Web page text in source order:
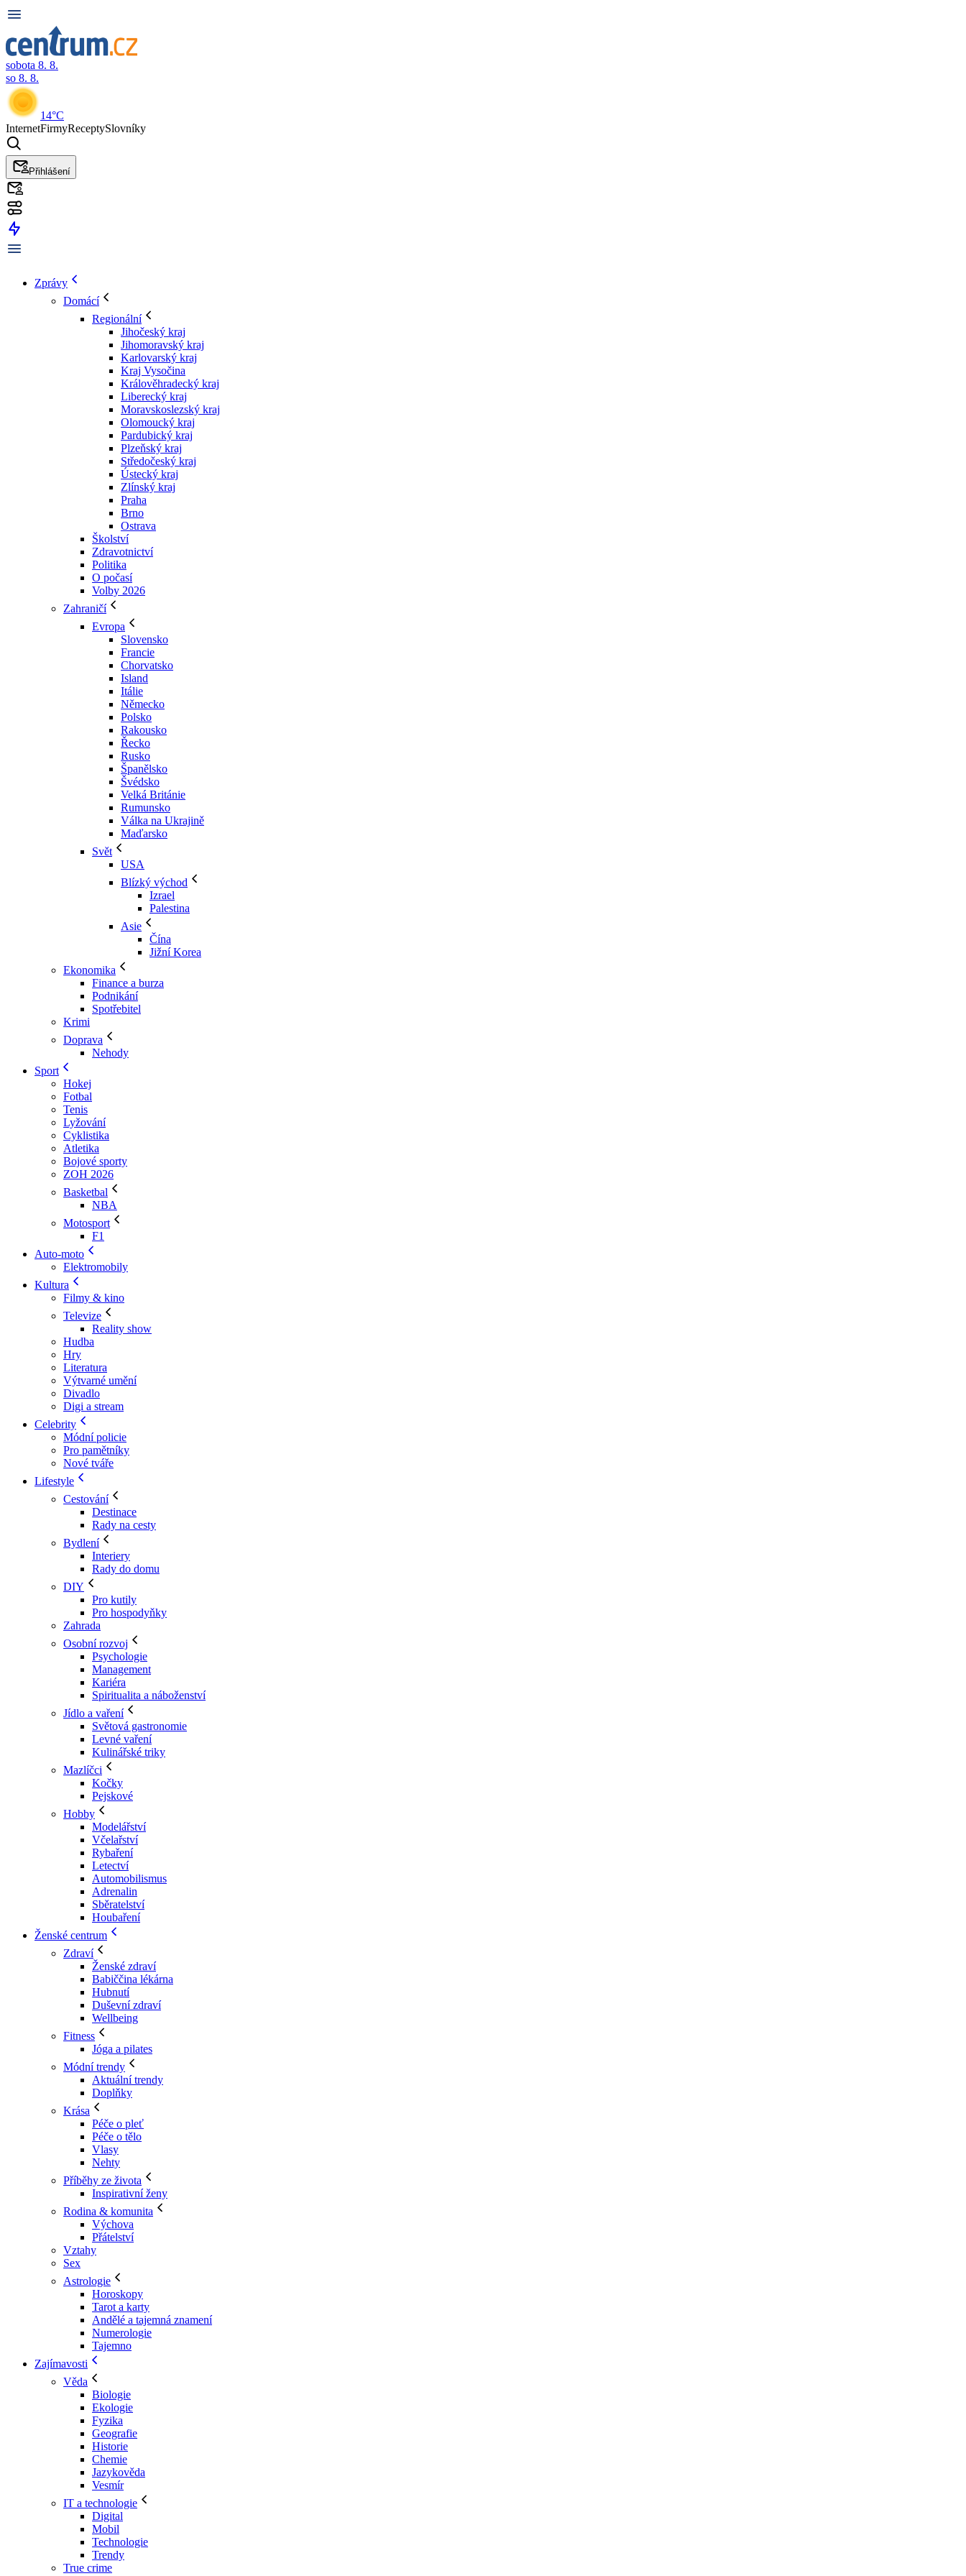
sobota 8. 8.
so 8. 8.
14°C
InternetFirmyReceptySlovníky
Přihlášení
Zprávy
Domácí
Regionální
Jihočeský kraj
Jihomoravský kraj
Karlovarský kraj
Kraj Vysočina
Králověhradecký kraj
Liberecký kraj
Moravskoslezský kraj
Olomoucký kraj
Pardubický kraj
Plzeňský kraj
Středočeský kraj
Ústecký kraj
Zlínský kraj
Praha
Brno
Ostrava
Školství
Zdravotnictví
Politika
O počasí
Volby 2026
Zahraničí
Evropa
Slovensko
Francie
Chorvatsko
Island
Itálie
Německo
Polsko
Rakousko
Řecko
Rusko
Španělsko
Švédsko
Velká Británie
Rumunsko
Válka na Ukrajině
Maďarsko
Svět
USA
Blízký východ
Izrael
Palestina
Asie
Čína
Jižní Korea
Ekonomika
Finance a burza
Podnikání
Spotřebitel
Krimi
Doprava
Nehody
Sport
Hokej
Fotbal
Tenis
Lyžování
Cyklistika
Atletika
Bojové sporty
ZOH 2026
Basketbal
NBA
Motosport
F1
Auto-moto
Elektromobily
Kultura
Filmy & kino
Televize
Reality show
Hudba
Hry
Literatura
Výtvarné umění
Divadlo
Digi a stream
Celebrity
Módní policie
Pro pamětníky
Nové tváře
Lifestyle
Cestování
Destinace
Rady na cesty
Bydlení
Interiery
Rady do domu
DIY
Pro kutily
Pro hospodyňky
Zahrada
Osobní rozvoj
Psychologie
Management
Kariéra
Spiritualita a náboženství
Jídlo a vaření
Světová gastronomie
Levné vaření
Kulinářské triky
Mazlíčci
Kočky
Pejskové
Hobby
Modelářství
Včelařství
Rybaření
Letectví
Automobilismus
Adrenalin
Sběratelství
Houbaření
Ženské centrum
Zdraví
Ženské zdraví
Babiččina lékárna
Hubnutí
Duševní zdraví
Wellbeing
Fitness
Jóga a pilates
Módní trendy
Aktuální trendy
Doplňky
Krása
Péče o pleť
Péče o tělo
Vlasy
Nehty
Příběhy ze života
Inspirativní ženy
Rodina & komunita
Výchova
Přátelství
Vztahy
Sex
Astrologie
Horoskopy
Tarot a karty
Andělé a tajemná znamení
Numerologie
Tajemno
Zajímavosti
Věda
Biologie
Ekologie
Fyzika
Geografie
Historie
Chemie
Jazykověda
Vesmír
IT a technologie
Digital
Mobil
Technologie
Trendy
True crime